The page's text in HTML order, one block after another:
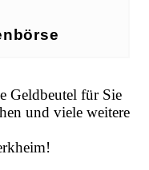
Geldbeutel für Sie
und viele weitere